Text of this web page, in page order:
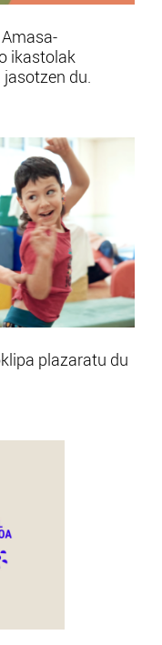
ikastolak
du.
plazaratu du